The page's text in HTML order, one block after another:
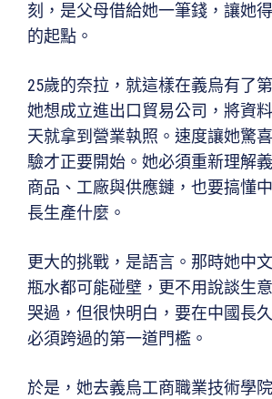
刻，是父母借給她一筆錢，讓她
的起點。
25歲的奈拉，就這樣在義烏有了
她想成立進出口貿易公司，將資
天就拿到營業執照。速度讓她驚
驗才正要開始。她必須重新理解
商品、工廠與供應鏈，也要搞懂
長生產什麼。
更大的挑戰，是語言。那時她中
瓶水都可能碰壁，更不用說談生
哭過，但很快明白，要在中國長
必須跨過的第一道門檻。
於是，她去義烏工商職業技術學